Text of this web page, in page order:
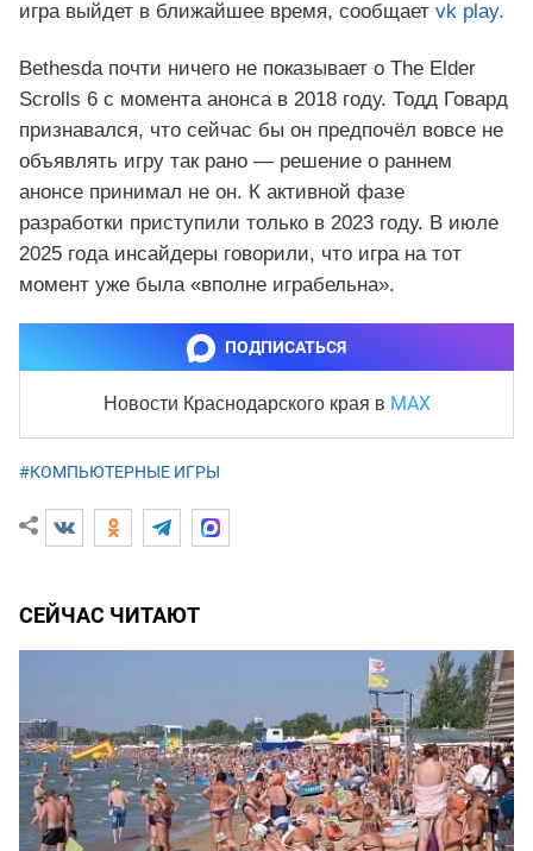
игра выйдет в ближайшее время, сообщает vk play.
Bethesda почти ничего не показывает о The Elder
Scrolls 6 с момента анонса в 2018 году. Тодд Говард
признавался, что сейчас бы он предпочёл вовсе не
объявлять игру так рано — решение о раннем
анонсе принимал не он. К активной фазе
разработки приступили только в 2023 году. В июле
2025 года инсайдеры говорили, что игра на тот
момент уже была «вполне играбельна».
ПОДПИСАТЬСЯ
Новости Краснодарского края в MAX
#КОМПЬЮТЕРНЫЕ ИГРЫ
СЕЙЧАС ЧИТАЮТ